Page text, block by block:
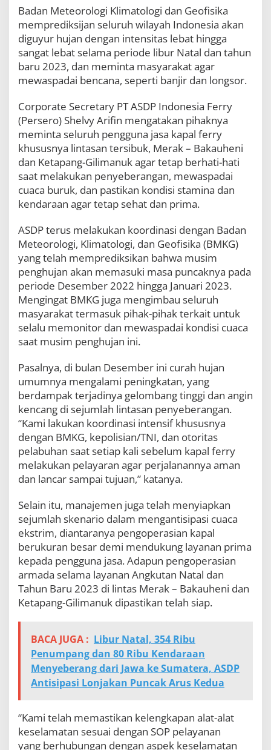
i
r
T
a
h
n
d
n
t
e
t
a
p
W
a
s
p
a
C
u
a
a
E
k
s
t
r
m
Badan Meteorologi Klimatologi dan Geofisika
memprediksijan seluruh wilayah Indonesia akan
diguyur hujan dengan intensitas lebat hingga
sangat lebat selama periode libur Natal dan tahun
baru 2023, dan meminta masyarakat agar
mewaspadai bencana, seperti banjir dan longsor.
Corporate Secretary PT ASDP Indonesia Ferry
(Persero) Shelvy Arifin mengatakan pihaknya
meminta seluruh pengguna jasa kapal ferry
khususnya lintasan tersibuk, Merak – Bakauheni
dan Ketapang-Gilimanuk agar tetap berhati-hati
saat melakukan penyeberangan, mewaspadai
cuaca buruk, dan pastikan kondisi stamina dan
kendaraan agar tetap sehat dan prima.
ASDP terus melakukan koordinasi dengan Badan
Meteorologi, Klimatologi, dan Geofisika (BMKG)
yang telah memprediksikan bahwa musim
penghujan akan memasuki masa puncaknya pada
periode Desember 2022 hingga Januari 2023.
Mengingat BMKG juga mengimbau seluruh
masyarakat termasuk pihak-pihak terkait untuk
selalu memonitor dan mewaspadai kondisi cuaca
saat musim penghujan ini.
Pasalnya, di bulan Desember ini curah hujan
umumnya mengalami peningkatan, yang
berdampak terjadinya gelombang tinggi dan angin
kencang di sejumlah lintasan penyeberangan.
“Kami lakukan koordinasi intensif khususnya
dengan BMKG, kepolisian/TNI, dan otoritas
pelabuhan saat setiap kali sebelum kapal ferry
melakukan pelayaran agar perjalanannya aman
dan lancar sampai tujuan,” katanya.
Selain itu, manajemen juga telah menyiapkan
sejumlah skenario dalam mengantisipasi cuaca
ekstrim, diantaranya pengoperasian kapal
berukuran besar demi mendukung layanan prima
kepada pengguna jasa. Adapun pengoperasian
armada selama layanan Angkutan Natal dan
Tahun Baru 2023 di lintas Merak – Bakauheni dan
Ketapang-Gilimanuk dipastikan telah siap.
BACA JUGA : Libur Natal, 354 Ribu
Penumpang dan 80 Ribu Kendaraan
Menyeberang dari Jawa ke Sumatera, ASDP
Antisipasi Lonjakan Puncak Arus Kedua
“Kami telah memastikan kelengkapan alat-alat
keselamatan sesuai dengan SOP pelayanan
yang berhubungan dengan aspek keselamatan